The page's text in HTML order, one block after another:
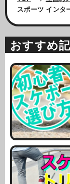
スポーツ インタ
おすすめ